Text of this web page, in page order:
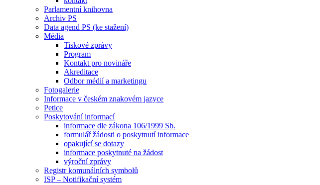
Parlamentní knihovna
Archiv PS
Data agend PS (ke stažení)
Média
Tiskové zprávy
Program
Kontakt pro novináře
Akreditace
Odbor médií a marketingu
Fotogalerie
Informace v českém znakovém jazyce
Petice
Poskytování informací
informace dle zákona 106/1999 Sb.
formulář žádosti o poskytnutí informace
opakující se dotazy
informace poskytnuté na žádost
výroční zprávy
Registr komunálních symbolů
ISP – Notifikační systém